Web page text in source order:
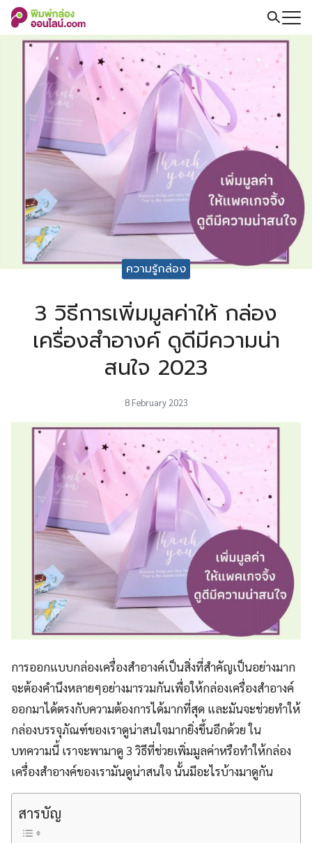
Skip
content
Search
ความรู้กล่อง
3 วิธีการเพิ่มมูลค่าให้ กล่อง
เครื่องสำอางค์ ดูดีมีความน่า
สนใจ 2023
8 February 2023
การออกแบบกล่องเครื่องสำอางค์เป็นสิ่งที่สำคัญเป็นอย่างมาก
จะต้องคำนึงหลายๆอย่างมารวมกันเพื่อให้กล่องเครื่องสำอางค์
ออกมาได้ตรงกับความต้องการได้มากที่สุด และมันจะช่วยทำให้
กล่องบรรจุภัณฑ์ของเราดูน่าสนใจมากยิ่งขึ้นอีกด้วย ใน
บทความนี้ เราจะพามาดู 3 วิธีที่ช่วยเพิ่มมูลค่าหรือทำให้กล่อง
เครื่องสำอางค์ของเรามันดูน่าสนใจ นั้นมีอะไรบ้างมาดูกัน
สารบัญ